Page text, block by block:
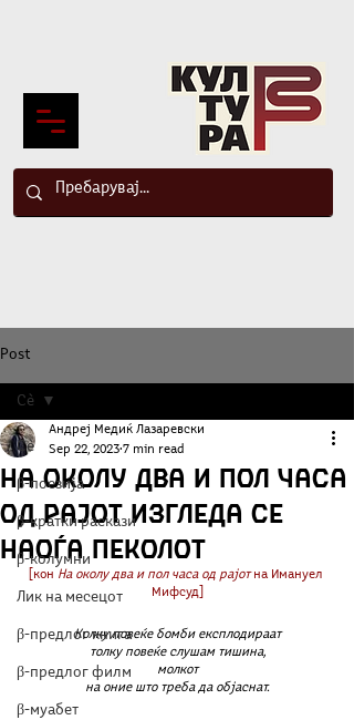
Post
Сè
β-поезија
β-кратки раскази
β-колумни
Лик на месецот
β-предлог книга
β-предлог филм
β-муабет
Сè
На околу два и пол часа
од рајот изгледа се
наоѓа пеколот
Андреј Медиќ Лазаревски
Sep 22, 2023 7 min read
[кон На околу два и пол часа од рајот на Имануел
Мифсуд]
Колку повеќе бомби експлодираат
толку повеќе слушам тишина,
молкот
на оние што треба да објаснат.